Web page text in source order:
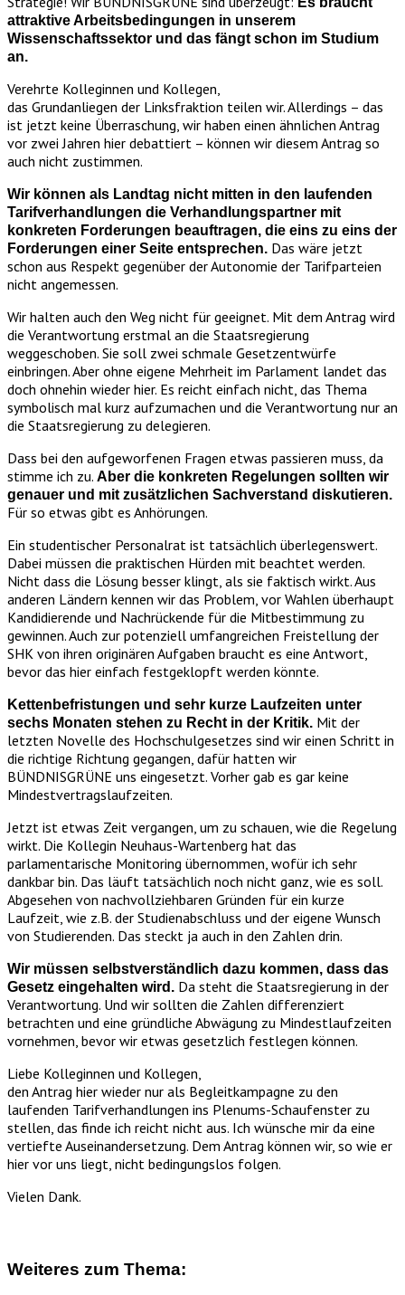
attraktive Arbeitsbedingungen in unserem
Wissenschaftssektor und das fängt schon im Studium
an.
Verehrte Kolleginnen und Kollegen,
das Grundanliegen der Linksfraktion teilen wir. Allerdings – das
ist jetzt keine Überraschung, wir haben einen ähnlichen Antrag
vor zwei Jahren hier debattiert – können wir diesem Antrag so
auch nicht zustimmen.
Wir können als Landtag nicht mitten in den laufenden
Tarifverhandlungen die Verhandlungspartner mit
konkreten Forderungen beauftragen, die eins zu eins der
Forderungen einer Seite entsprechen. Das wäre jetzt
schon aus Respekt gegenüber der Autonomie der Tarifparteien
nicht angemessen.
Wir halten auch den Weg nicht für geeignet. Mit dem Antrag wird
die Verantwortung erstmal an die Staatsregierung
weggeschoben. Sie soll zwei schmale Gesetzentwürfe
einbringen. Aber ohne eigene Mehrheit im Parlament landet das
doch ohnehin wieder hier. Es reicht einfach nicht, das Thema
symbolisch mal kurz aufzumachen und die Verantwortung nur an
die Staatsregierung zu delegieren.
Dass bei den aufgeworfenen Fragen etwas passieren muss, da
stimme ich zu. Aber die konkreten Regelungen sollten wir
genauer und mit zusätzlichen Sachverstand diskutieren.
Für so etwas gibt es Anhörungen.
Ein studentischer Personalrat ist tatsächlich überlegenswert.
Dabei müssen die praktischen Hürden mit beachtet werden.
Nicht dass die Lösung besser klingt, als sie faktisch wirkt. Aus
anderen Ländern kennen wir das Problem, vor Wahlen überhaupt
Kandidierende und Nachrückende für die Mitbestimmung zu
gewinnen. Auch zur potenziell umfangreichen Freistellung der
SHK von ihren originären Aufgaben braucht es eine Antwort,
bevor das hier einfach festgeklopft werden könnte.
Kettenbefristungen und sehr kurze Laufzeiten unter
sechs Monaten stehen zu Recht in der Kritik. Mit der
letzten Novelle des Hochschulgesetzes sind wir einen Schritt in
die richtige Richtung gegangen, dafür hatten wir
BÜNDNISGRÜNE uns eingesetzt. Vorher gab es gar keine
Mindestvertragslaufzeiten.
Jetzt ist etwas Zeit vergangen, um zu schauen, wie die Regelung
wirkt. Die Kollegin Neuhaus-Wartenberg hat das
parlamentarische Monitoring übernommen, wofür ich sehr
dankbar bin. Das läuft tatsächlich noch nicht ganz, wie es soll.
Abgesehen von nachvollziehbaren Gründen für ein kurze
Laufzeit, wie z.B. der Studienabschluss und der eigene Wunsch
von Studierenden. Das steckt ja auch in den Zahlen drin.
Wir müssen selbstverständlich dazu kommen, dass das
Gesetz eingehalten wird. Da steht die Staatsregierung in der
Verantwortung. Und wir sollten die Zahlen differenziert
betrachten und eine gründliche Abwägung zu Mindestlaufzeiten
vornehmen, bevor wir etwas gesetzlich festlegen können.
Liebe Kolleginnen und Kollegen,
den Antrag hier wieder nur als Begleitkampagne zu den
laufenden Tarifverhandlungen ins Plenums-Schaufenster zu
stellen, das finde ich reicht nicht aus. Ich wünsche mir da eine
vertiefte Auseinandersetzung. Dem Antrag können wir, so wie er
hier vor uns liegt, nicht bedingungslos folgen.
Vielen Dank.
Weiteres zum Thema: